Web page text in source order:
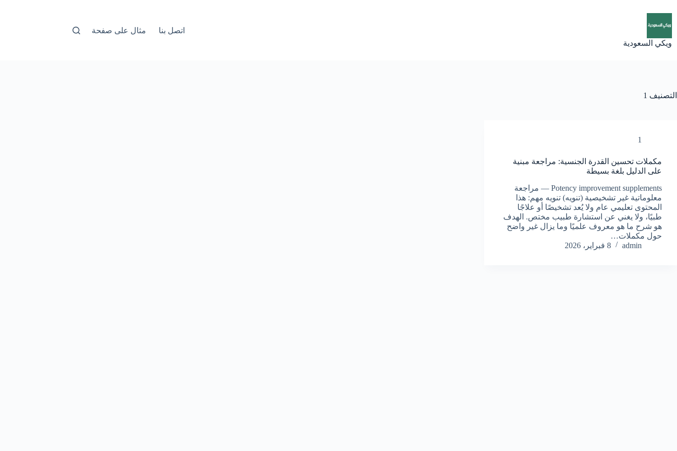
إلى
المحتوى
ويكي السعودية
اتصل بنا مثال على صفحة
التصنيف
1
مكملات تحسين القدرة الجنسية: مراجعة مبنية
على الدليل بلغة بسيطة
Potency improvement supplements — مراجعة
معلوماتية غير تشخيصية (تنويه) تنويه مهم: هذا
المحتوى تعليمي عام ولا يُعد تشخيصًا أو علاجًا
طبيًا، ولا يغني عن استشارة طبيب مختص. الهدف
هو شرح ما هو معروف علميًا وما يزال غير واضح
حول مكملات…
admin
8 فبراير، 2026